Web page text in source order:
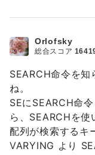
SEARCH命令を知
ね。
SEにSEARCH命
ら、SEARCHを使
配列が検索するキ
VARYING より
Orlofsky
総合スコア